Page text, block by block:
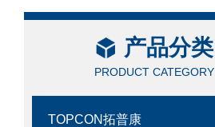
产品分类
PRODUCT CATEGORY
TOPCON拓普康